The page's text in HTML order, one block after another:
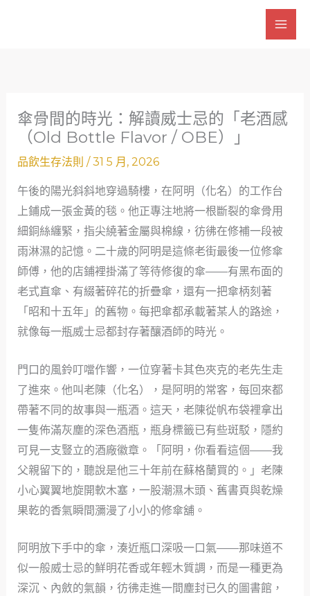
傘骨間的時光：解讀威士忌的「老酒感
（Old Bottle Flavor / OBE）」
品飲生存法則 /31 5 月, 2026
午後的陽光斜斜地穿過騎樓，在阿明（化名）的工作台
上鋪成一張金黃的毯。他正專注地將一根斷裂的傘骨用
細銅絲纏緊，指尖繞著金屬與棉線，彷彿在修補一段被
雨淋濕的記憶。二十歲的阿明是這條老街最後一位修傘
師傅，他的店鋪裡掛滿了等待修復的傘——有黑布面的
老式直傘、有綴著碎花的折疊傘，還有一把傘柄刻著
「昭和十五年」的舊物。每把傘都承載著某人的路途，
就像每一瓶威士忌都封存著釀酒師的時光。
門口的風鈴叮噹作響，一位穿著卡其色夾克的老先生走
了進來。他叫老陳（化名），是阿明的常客，每回來都
帶著不同的故事與一瓶酒。這天，老陳從帆布袋裡拿出
一隻佈滿灰塵的深色酒瓶，瓶身標籤已有些斑駁，隱約
可見一支豎立的酒廠徽章。「阿明，你看看這個——我
父親留下的，聽說是他三十年前在蘇格蘭買的。」老陳
小心翼翼地旋開軟木塞，一股潮濕木頭、舊書頁與乾燥
果乾的香氣瞬間瀰漫了小小的修傘舖。
阿明放下手中的傘，湊近瓶口深吸一口氣——那味道不
似一般威士忌的鮮明花香或年輕木質調，而是一種更為
深沉、內斂的氣韻，彷彿走進一間塵封已久的圖書館，